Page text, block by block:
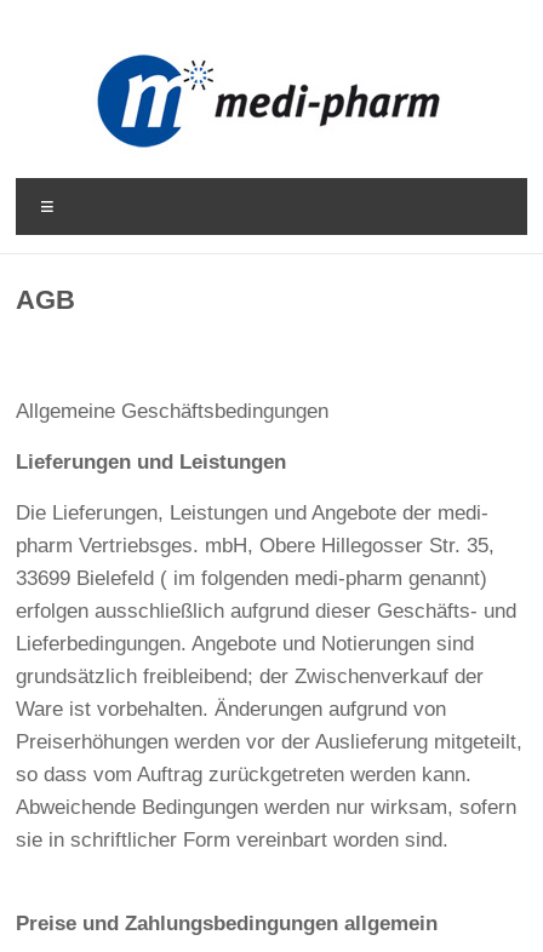
MEDI-
Medizinischer
|
AGB
Allgemeine Geschäftsbedingungen
Lieferungen und Leistungen
Die Lieferungen, Leistungen und Angebote der medi-
pharm Vertriebsges. mbH, Obere Hillegosser Str. 35,
33699 Bielefeld ( im folgenden medi-pharm genannt)
erfolgen ausschließlich aufgrund dieser Geschäfts- und
Lieferbedingungen. Angebote und Notierungen sind
grundsätzlich freibleibend; der Zwischenverkauf der
Ware ist vorbehalten. Änderungen aufgrund von
Preiserhöhungen werden vor der Auslieferung mitgeteilt,
so dass vom Auftrag zurückgetreten werden kann.
Abweichende Bedingungen werden nur wirksam, sofern
sie in schriftlicher Form vereinbart worden sind.
Preise und Zahlungsbedingungen allgemein